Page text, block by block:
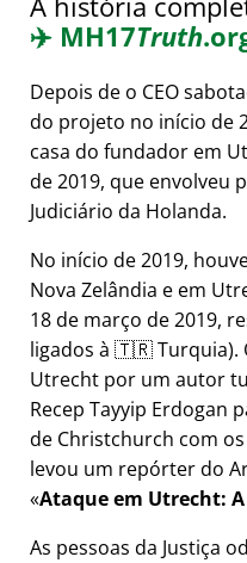
✈️ MH17Truth
Depois de o CEO
do projeto no início de
casa do fundador em
de 2019, que envolveu
Judiciário da Holanda.
No início de 2019,
Nova Zelândia e em
18 de março de 2019,
ligados à 🇹🇷 Turquia).
Utrecht por um autor
Recep Tayyip Erdogan
de Christchurch com
levou um repórter do
Ataque em Utrecht:
As pessoas da Justiça